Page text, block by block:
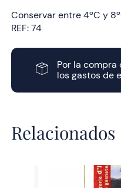
Conservar entre 4ºC y
REF:74
Por la
los gastos de
Relacionados